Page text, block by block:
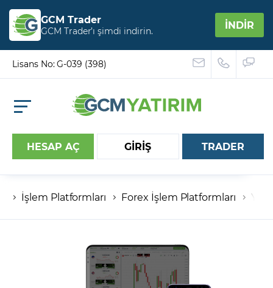
GCM Trader
GCM Trader’ı şimdi indirin. İNDİR
Lisans No: G-039 (398)
HESAP AÇ GİRİŞ
Hesap numaranız
TRADER
İşlem Platformları Forex İşlem Platformları